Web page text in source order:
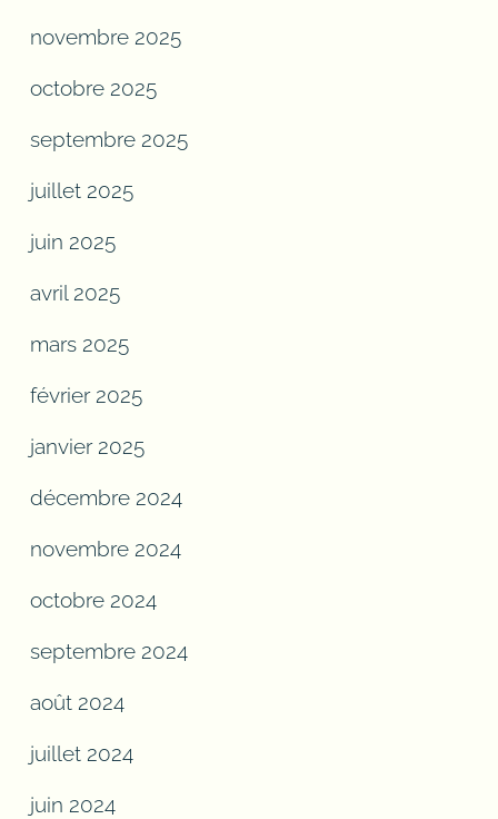
novembre 2025
octobre 2025
septembre 2025
juillet 2025
juin 2025
avril 2025
mars 2025
février 2025
janvier 2025
décembre 2024
novembre 2024
octobre 2024
septembre 2024
août 2024
juillet 2024
juin 2024